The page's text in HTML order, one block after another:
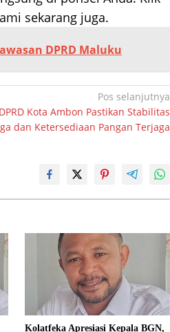
sekarang juga.
DPRD Maluku
Pos selanjutnya
Kota Ambon Pastikan Stabilitas
dan Ketersediaan Pangan Terjaga
Kolatfeka Apresiasi Kepala BGN,